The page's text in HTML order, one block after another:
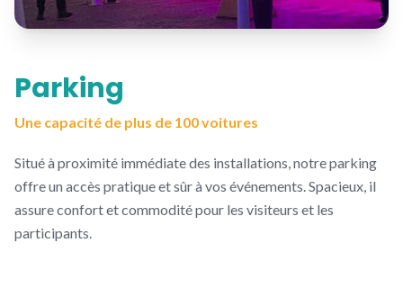
Parking
Une capacité de plus de 100 voitures
Situé à proximité immédiate des installations, notre parking
offre un accès pratique et sûr à vos événements. Spacieux, il
assure confort et commodité pour les visiteurs et les
participants.